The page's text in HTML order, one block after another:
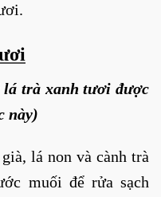
lá trà xanh tươi được
này)
lá non và cành trà
muối để rửa sạch